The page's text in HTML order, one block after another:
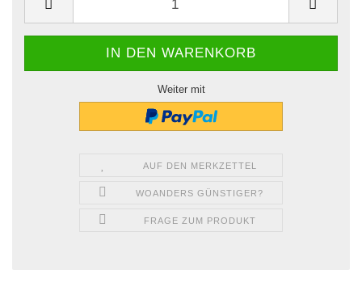
Weiter mit
AUF DEN MERKZETTEL
WOANDERS GÜNSTIGER?
FRAGE ZUM PRODUKT